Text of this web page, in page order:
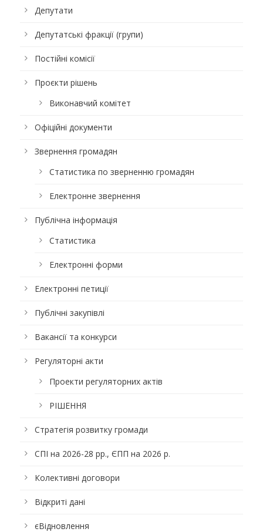
Депутати
Депутатські фракції (групи)
Постійні комісії
Проєкти рішень
Виконавчий комітет
Офіційні документи
Звернення громадян
Статистика по зверненню громадян
Електронне звернення
Публічна інформація
Статистика
Електронні форми
Електронні петиції
Публічні закупівлі
Вакансії та конкурси
Регуляторні акти
Проекти регуляторних актів
РІШЕННЯ
Стратегія розвитку громади
СПІ на 2026-28 рр., ЄПП на 2026 р.
Колективні договори
Відкриті дані
єВідновлення